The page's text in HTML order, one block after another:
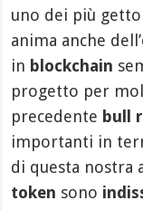
uno dei più
anima anche
in blockchain
progetto per
precedente bull
importanti in
di questa nostra
token sono